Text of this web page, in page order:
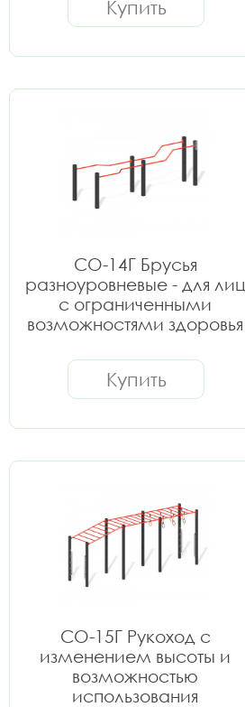
Купить
СО-14Г Брусья
разноуровневые - для лиц
с ограниченными
возможностями здоровья
Купить
СО-15Г Рукоход с
изменением высоты и
возможностью
использования